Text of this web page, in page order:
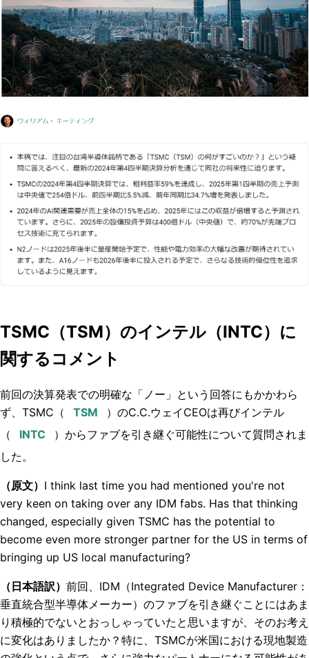
TSMC（TSM）のインテル（INTC）に
関するコメント
前回の決算発表での明確な「ノー」という回答にもかかわら
ず、TSMC（
）のC.C.ウェイCEOは再びインテル
（
）からファブを引き継ぐ可能性について質問されま
した。
（原文） I think last time you had mentioned you're not
very keen on taking over any IDM fabs. Has that thinking
changed, especially given TSMC has the potential to
become even more stronger partner for the US in terms of
bringing up US local manufacturing?
（日本語訳） 前回、IDM（Integrated Device Manufacturer：
垂直統合型半導体メーカー）のファブを引き継ぐことにはあま
り積極的でないとおっしゃっていたと思いますが、そのお考え
に変化はありましたか？特に、TSMCが米国における現地製造